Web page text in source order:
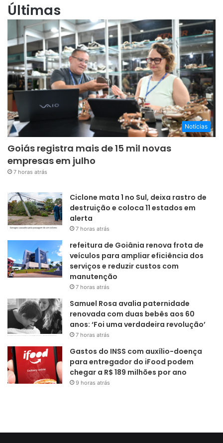
Últimas
Notícias
Goiás registra mais de 15 mil novas
empresas em julho
7 horas atrás
Ciclone mata 1 no Sul, deixa rastro de
destruição e coloca 11 estados em
alerta
7 horas atrás
refeitura de Goiânia renova frota de
veículos para ampliar eficiência dos
serviços e reduzir custos com
manutenção
7 horas atrás
Samuel Rosa avalia paternidade
renovada com duas bebês aos 60
anos: ‘Foi uma verdadeira revolução’
7 horas atrás
Gastos do INSS com auxílio-doença
para entregador do iFood podem
chegar a R$ 189 milhões por ano
9 horas atrás